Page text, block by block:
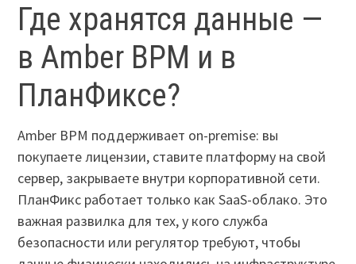
Где хранятся данные —
в Amber BPM и в
ПланФиксе?
Amber BPM поддерживает on-premise: вы
покупаете лицензии, ставите платформу на свой
сервер, закрываете внутри корпоративной сети.
ПланФикс работает только как SaaS-облако. Это
важная развилка для тех, у кого служба
безопасности или регулятор требуют, чтобы